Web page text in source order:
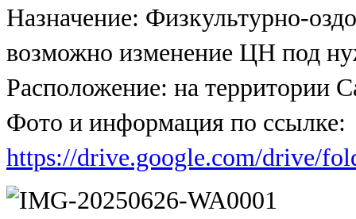
Назначение: Физкультурно-
возможно изменение ЦН под
Расположение: на территории
Фото и информация по ссылке:
https://drive.google.com/drive/